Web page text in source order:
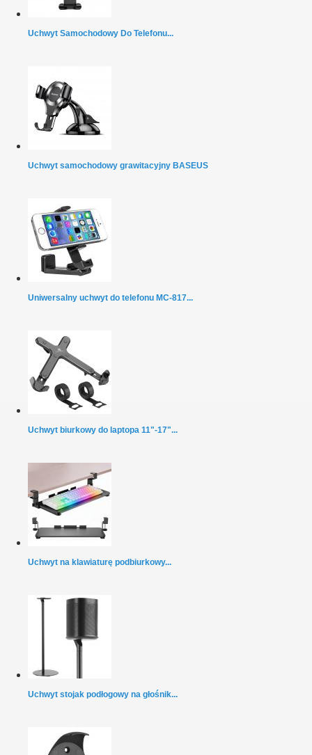
Uchwyt Samochodowy Do Telefonu...
Uchwyt samochodowy grawitacyjny BASEUS
Uniwersalny uchwyt do telefonu MC-817...
Uchwyt biurkowy do laptopa 11"-17"...
Uchwyt na klawiaturę podbiurkowy...
Uchwyt stojak podłogowy na głośnik...